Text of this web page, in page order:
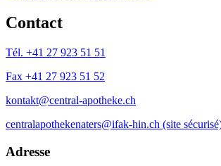
Contact
Tél. +41 27 923 51 51
Fax +41 27 923 51 52
kontakt@central-apotheke.ch
centralapothekenaters@ifak-hin.ch (site
Adresse